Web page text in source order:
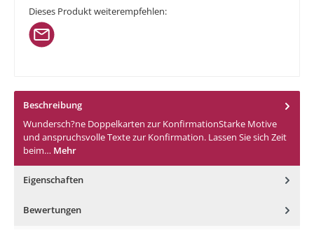
Dieses Produkt weiterempfehlen:
Beschreibung
Wundersch?ne Doppelkarten zur KonfirmationStarke Motive
und anspruchsvolle Texte zur Konfirmation. Lassen Sie sich Zeit
beim… Mehr
Eigenschaften
Bewertungen